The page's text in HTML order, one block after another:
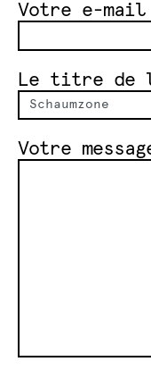
Votre e-mail
Le titre de
Votre